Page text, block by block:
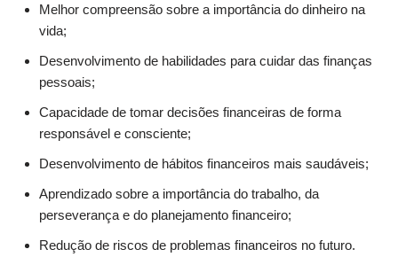
Melhor compreensão sobre a importância do dinheiro na
vida;
Desenvolvimento de habilidades para cuidar das finanças
pessoais;
Capacidade de tomar decisões financeiras de forma
responsável e consciente;
Desenvolvimento de hábitos financeiros mais saudáveis;
Aprendizado sobre a importância do trabalho, da
perseverança e do planejamento financeiro;
Redução de riscos de problemas financeiros no futuro.